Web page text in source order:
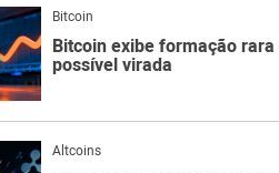
Bitcoin
Bitcoin exibe formação rara
possível virada
Altcoins